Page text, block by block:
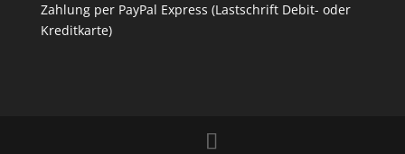
Zahlung per PayPal Express (Lastschrift Debit- oder
Kreditkarte)